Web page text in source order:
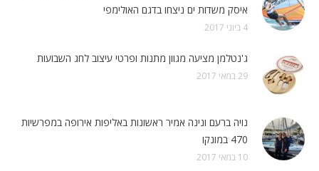
איסק משדות ים ניצחו בדגם האולימפי
4 ביוני 2017
ג'נטלמן מציעה מגוון מתנות ופרטי עיצוב לחג השבועות
29 במאי 2017
נויה ברעם ונינה אמיר ראשונות באליפות אירופה במפרשיות
470 במונקו
10 במאי 2017